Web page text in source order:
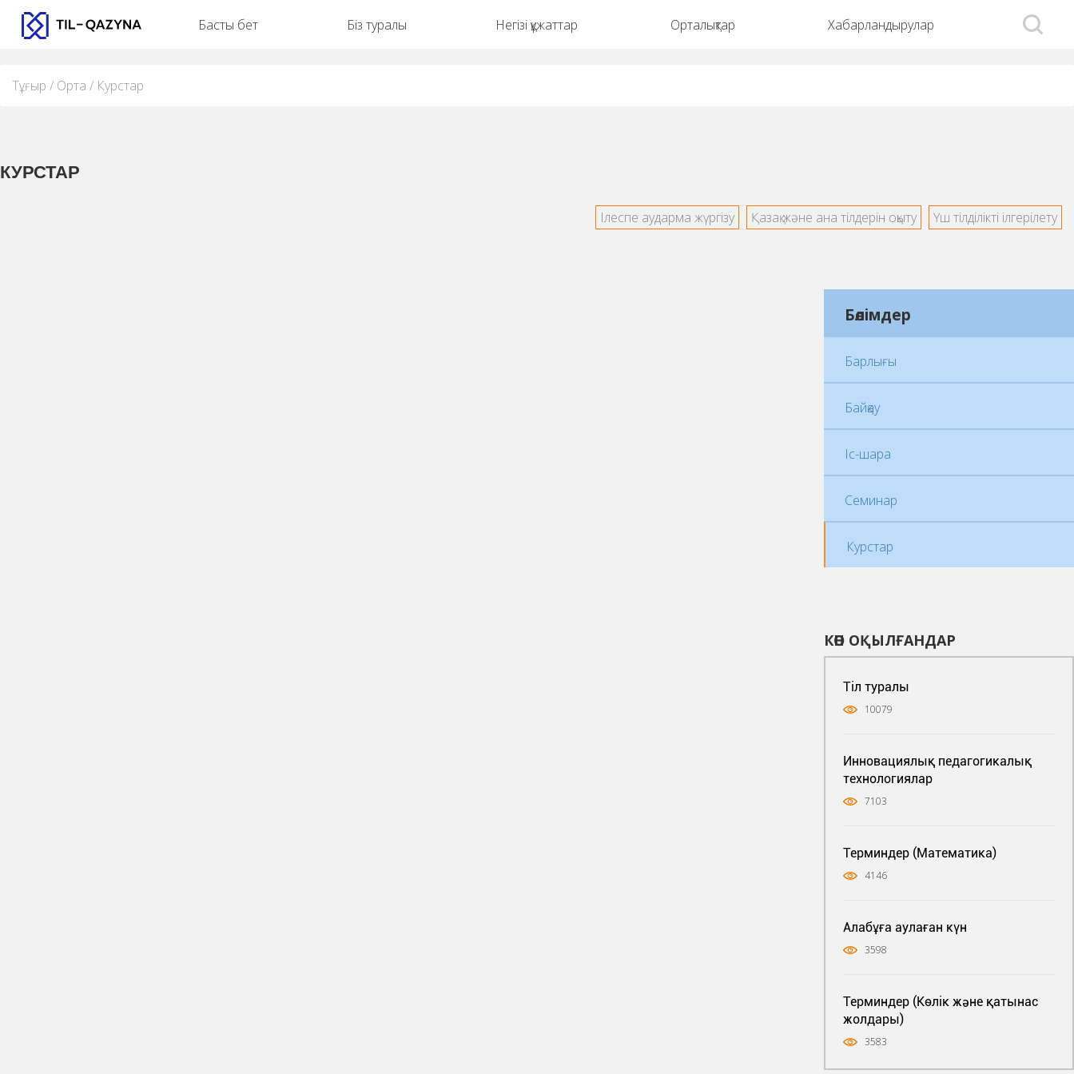
Басты бет Біз туралы Негізі құжаттар Орталықтар Хабарландырулар
Тұғыр / Орта / Курстар
КУРСТАР
Ілеспе аударма жүргізу Қазақ және ана тілдерін оқыту Үш тілділікті ілгерілету
Бөлімдер
Барлығы
Байқау
Іс-шара
Семинар
Курстар
КӨП ОҚЫЛҒАНДАР
Тіл туралы
10079
Инновациялық педагогикалық
технологиялар
7103
Терминдер (Математика)
4146
Алабұға аулаған күн
3598
Терминдер (Көлік және қатынас
жолдары)
3583